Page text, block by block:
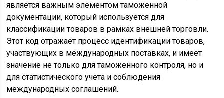
является важным элементом таможенной
документации, который используется для
классификации товаров в рамках внешней торговли.
Этот код отражает процесс идентификации товаров,
участвующих в международных поставках, и имеет
значение не только для таможенного контроля, но и
для статистического учета и соблюдения
международных соглашений.